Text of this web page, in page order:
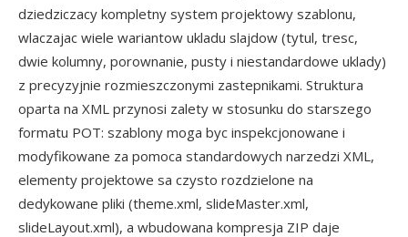
dziedziczacy kompletny system projektowy szablonu,
wlaczajac wiele wariantow ukladu slajdow (tytul, tresc,
dwie kolumny, porownanie, pusty i niestandardowe uklady)
z precyzyjnie rozmieszczonymi zastepnikami. Struktura
oparta na XML przynosi zalety w stosunku do starszego
formatu POT: szablony moga byc inspekcjonowane i
modyfikowane za pomoca standardowych narzedzi XML,
elementy projektowe sa czysto rozdzielone na
dedykowane pliki (theme.xml, slideMaster.xml,
slideLayout.xml), a wbudowana kompresja ZIP daje